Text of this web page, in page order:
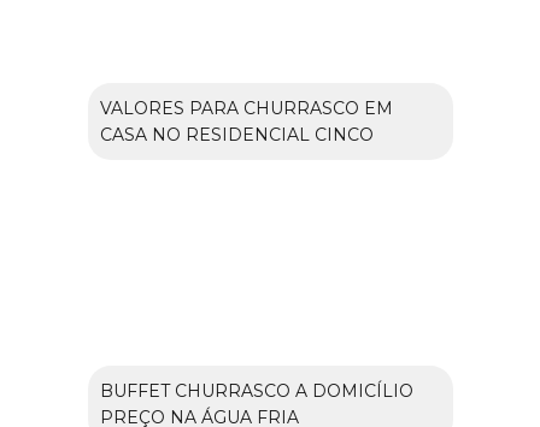
VALORES PARA CHURRASCO EM
CASA NO RESIDENCIAL CINCO
BUFFET CHURRASCO A DOMICÍLIO
PREÇO NA ÁGUA FRIA